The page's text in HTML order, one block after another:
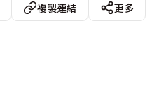
複製連結
更多